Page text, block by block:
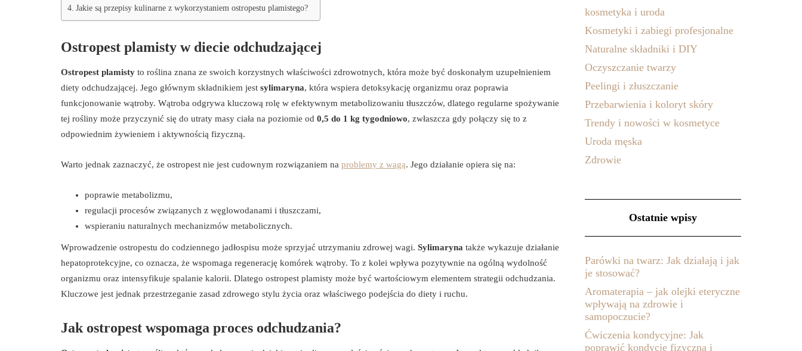
Jakie są przepisy kulinarne z wykorzystaniem ostropestu plamistego?
Ostropest plamisty w diecie odchudzającej
Ostropest plamisty to roślina znana ze swoich korzystnych właściwości zdrowotnych, która może być doskonałym uzupełnieniem
diety odchudzającej. Jego głównym składnikiem jest sylimaryna, która wspiera detoksykację organizmu oraz poprawia
funkcjonowanie wątroby. Wątroba odgrywa kluczową rolę w efektywnym metabolizowaniu tłuszczów, dlatego regularne spożywanie
tej rośliny może przyczynić się do utraty masy ciała na poziomie od 0,5 do 1 kg tygodniowo, zwłaszcza gdy połączy się to z
odpowiednim żywieniem i aktywnością fizyczną.
Warto jednak zaznaczyć, że ostropest nie jest cudownym rozwiązaniem na problemy z wagą. Jego działanie opiera się na:
poprawie metabolizmu,
regulacji procesów związanych z węglowodanami i tłuszczami,
wspieraniu naturalnych mechanizmów metabolicznych.
Wprowadzenie ostropestu do codziennego jadłospisu może sprzyjać utrzymaniu zdrowej wagi. Sylimaryna także wykazuje działanie
hepatoprotekcyjne, co oznacza, że wspomaga regenerację komórek wątroby. To z kolei wpływa pozytywnie na ogólną wydolność
organizmu oraz intensyfikuje spalanie kalorii. Dlatego ostropest plamisty może być wartościowym elementem strategii odchudzania.
Kluczowe jest jednak przestrzeganie zasad zdrowego stylu życia oraz właściwego podejścia do diety i ruchu.
Jak ostropest wspomaga proces odchudzania?
kosmetyka i uroda
Kosmetyki i zabiegi profesjonalne
Naturalne składniki i DIY
Oczyszczanie twarzy
Peelingi i złuszczanie
Przebarwienia i koloryt skóry
Trendy i nowości w kosmetyce
Uroda męska
Zdrowie
Ostatnie wpisy
Parówki na twarz: Jak działają i jak
je stosować?
Aromaterapia – jak olejki eteryczne
wpływają na zdrowie i
samopoczucie?
Ćwiczenia kondycyjne: Jak
poprawić kondycję fizyczną i